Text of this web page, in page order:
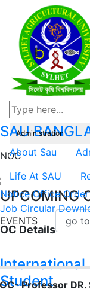
SAU
About Sau
Life At SAU
UPCOMING
EVENTS
International
Student
Administration
NOC
Notice Office Order
Job Circular
Details
Professor